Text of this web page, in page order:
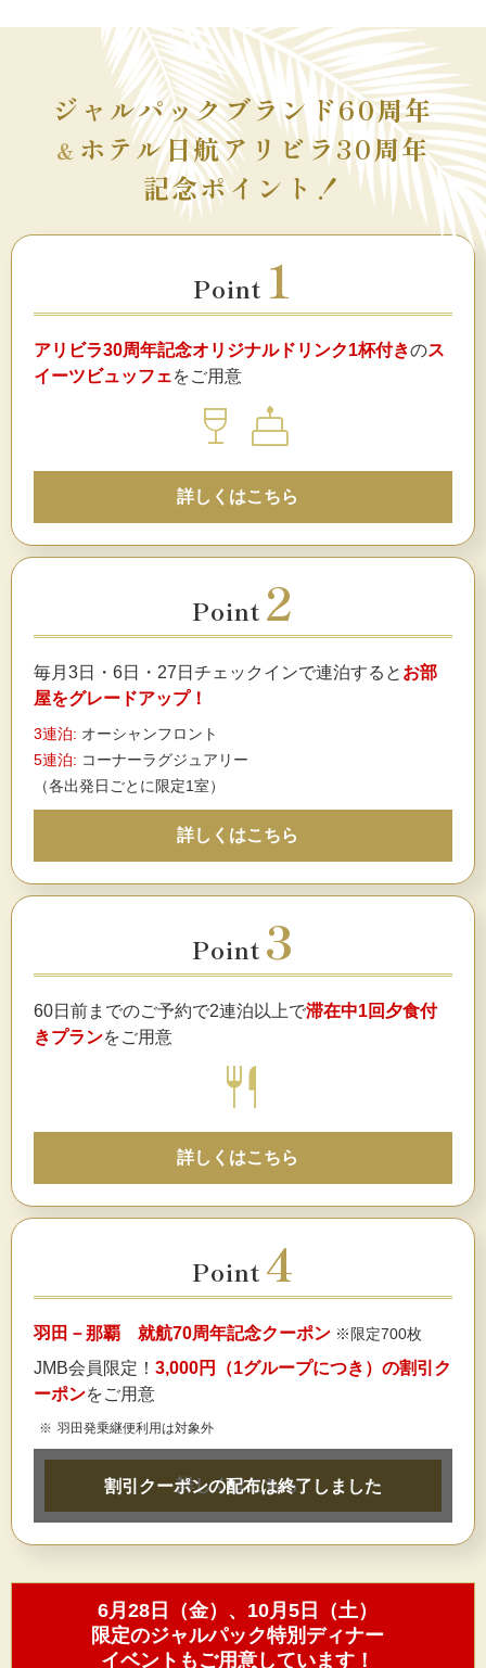
ジャルパックブランド60周年
＆ ホテル日航アリビラ30周年
記念ポイント！
Point 1
アリビラ30周年記念オリジナルドリンク1杯付きのス
イーツビュッフェをご用意
wine_bar cake
詳しくはこちら
Point 2
毎月3日・6日・27日チェックインで連泊すると お部
屋をグレードアップ！
3連泊: オーシャンフロント
5連泊: コーナーラグジュアリー
（各出発日ごとに限定1室）
詳しくはこちら
Point 3
60日前までのご予約で2連泊以上で滞在中1回夕食付
きプランをご用意
restaurant
詳しくはこちら
Point 4
羽田－那覇 就航70周年記念クーポン ※限定700枚
JMB会員限定！ 3,000円（1グループにつき）の割引ク
ーポンをご用意
羽田発乗継便利用は対象外
詳しくはこちら
割引クーポンの配布は終了しました
6月28日（金）、10月5日（土）
限定のジャルパック特別ディナー
イベントもご用意しています！